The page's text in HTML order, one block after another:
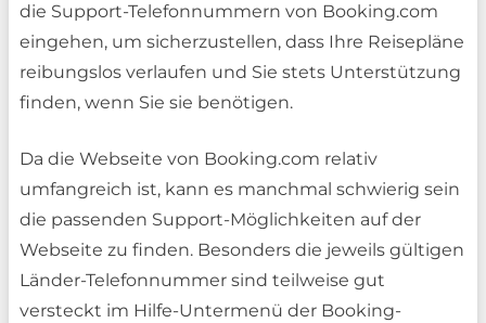
die Support-Telefonnummern von Booking.com
eingehen, um sicherzustellen, dass Ihre Reisepläne
reibungslos verlaufen und Sie stets Unterstützung
finden, wenn Sie sie benötigen.
Da die Webseite von Booking.com relativ
umfangreich ist, kann es manchmal schwierig sein
die passenden Support-Möglichkeiten auf der
Webseite zu finden. Besonders die jeweils gültigen
Länder-Telefonnummer sind teilweise gut
versteckt im Hilfe-Untermenü der Booking-